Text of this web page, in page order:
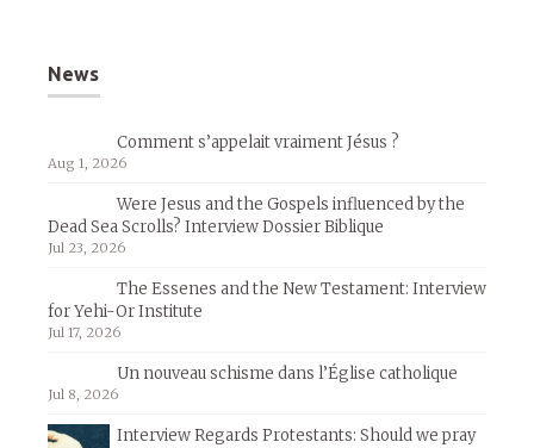
News
Comment s’appelait vraiment Jésus ?
Aug 1, 2026
Were Jesus and the Gospels influenced by the
Dead Sea Scrolls? Interview Dossier Biblique
Jul 23, 2026
The Essenes and the New Testament: Interview
for Yehi-Or Institute
Jul 17, 2026
Un nouveau schisme dans l’Église catholique
Jul 8, 2026
Interview Regards Protestants: Should we pray